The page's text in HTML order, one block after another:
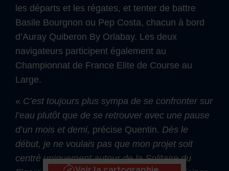
les départs et les régates, et tenter de battre
Basile Bourgnon ou Pep Costa, chacun à bord
d’Auray Quiberon By Orlabay. Les deux
navigateurs participent également au
Championnat de France Elite de Course au
Large.
« C’est toujours plus sympa de se confronter sur
l’eau plutôt que de se retrouver avec une pause
d’un mois et demi, précise Quentin. Dès le
début, je ne voulais pas que mon projet soit
centré uniquement autour de la Solitaire du